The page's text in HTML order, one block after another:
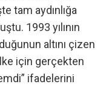
tam aydınlığa
1993 yılının
altını çizen
için gerçekten
ifadelerini